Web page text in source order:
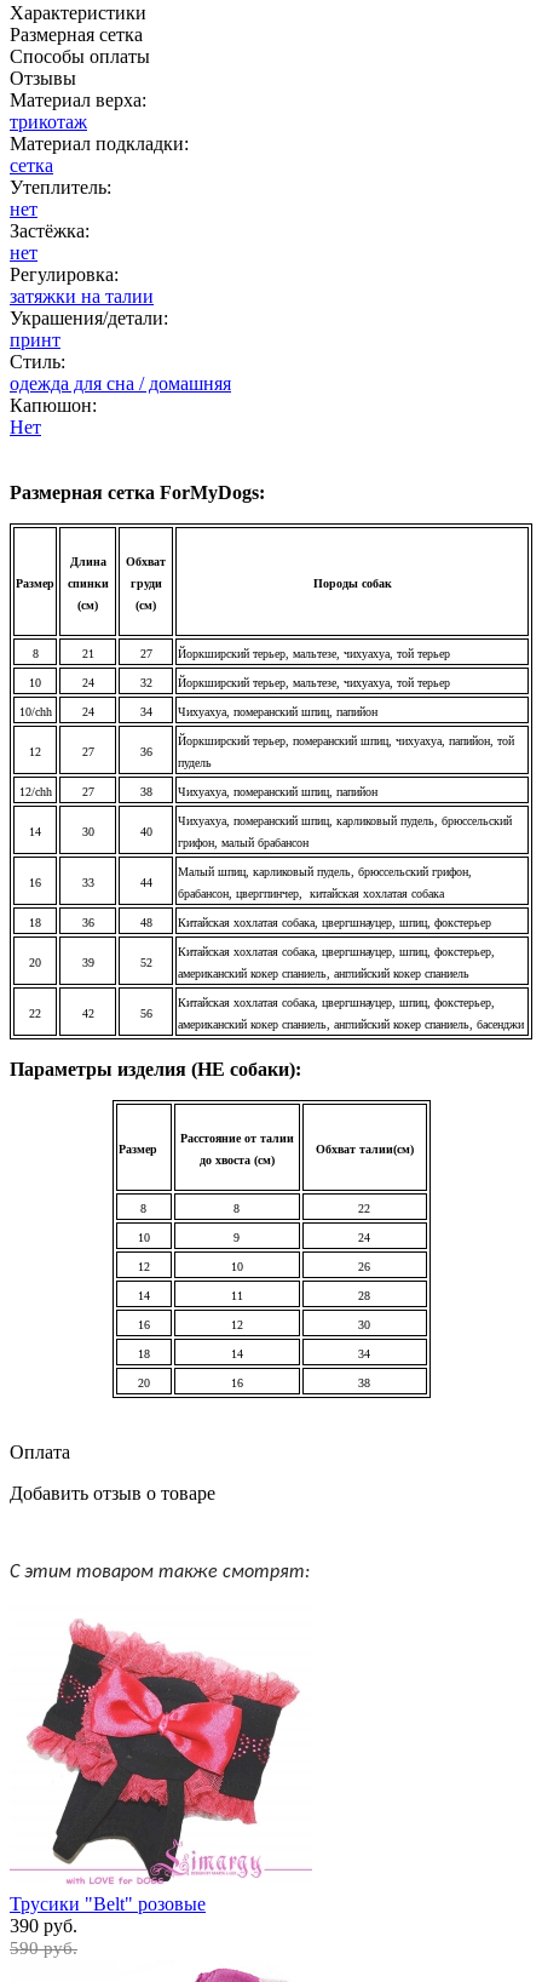
Характеристики
Размерная сетка
Способы оплаты
Отзывы
Материал верха:
трикотаж
Материал подкладки:
сетка
Утеплитель:
нет
Застёжка:
нет
Регулировка:
затяжки на талии
Украшения/детали:
принт
Стиль:
одежда для сна / домашняя
Капюшон:
Нет
Размерная сетка ForMyDogs:
Размер
Длина
спинки
(см)
Обхват
груди
(см)
Породы собак
8 21 27 Йоркширский терьер, мальтезе, чихуахуа, той терьер
10 24 32 Йоркширский терьер, мальтезе, чихуахуа, той терьер
10/chh 24 34 Чихуахуа, померанский шпиц, папийон
12 27 36
Йоркширский терьер, померанский шпиц, чихуахуа, папийон, той
пудель
12/chh 27 38 Чихуахуа, померанский шпиц, папийон
14 30 40
Чихуахуа, померанский шпиц, карликовый пудель, брюссельский
грифон, малый брабансон
16 33 44
Малый шпиц, карликовый пудель, брюссельский грифон,
брабансон, цвергпинчер, китайская хохлатая собака
18 36 48 Китайская хохлатая собака, цвергшнауцер, шпиц, фокстерьер
20 39 52
Китайская хохлатая собака, цвергшнауцер, шпиц, фокстерьер,
американский кокер спаниель, английский кокер спаниель
22 42 56
Китайская хохлатая собака, цвергшнауцер, шпиц, фокстерьер,
американский кокер спаниель, английский кокер спаниель, басенджи
Параметры изделия (НЕ собаки):
Размер
Расстояние от талии
до хвоста (см)
Обхват талии(см)
8 8 22
10 9 24
12 10 26
14 11 28
16 12 30
18 14 34
20 16 38
Оплата
Добавить отзыв о товаре
С этим товаром также смотрят:
Трусики "Belt" розовые
390 руб.
590 руб.